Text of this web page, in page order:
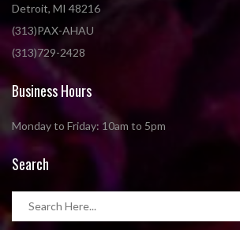
Detroit, MI 48216
(313)PAX-AHAU
(313)729-2428
Business Hours
Monday to Friday: 10am to 5pm
Search